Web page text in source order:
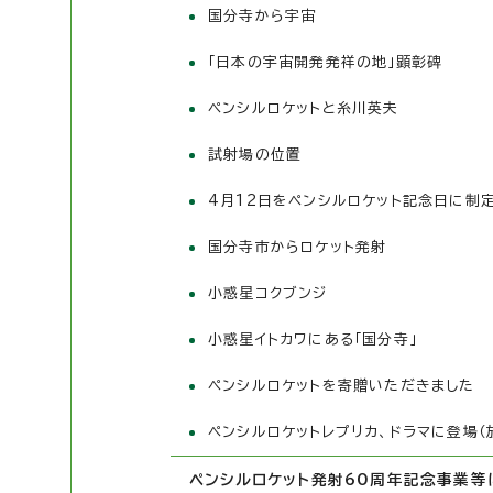
国分寺から宇宙
「日本の宇宙開発発祥の地」顕彰碑
ペンシルロケットと糸川英夫
試射場の位置
4月12日をペンシルロケット記念日に制定
国分寺市からロケット発射
小惑星コクブンジ
小惑星イトカワにある「国分寺」
ペンシルロケットを寄贈いただきました
ペンシルロケットレプリカ、ドラマに登場（
ペンシルロケット発射60周年記念事業等